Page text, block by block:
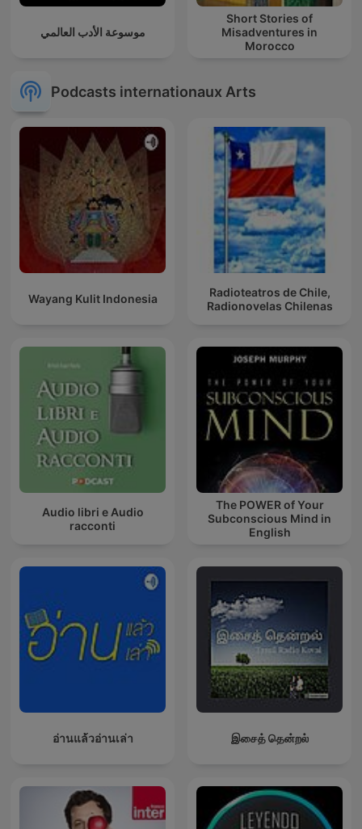
موسوعة الأدب العالمي
Short Stories of
Misadventures in
Morocco
Podcasts internationaux Arts
Wayang Kulit Indonesia
Radioteatros de Chile,
Radionovelas Chilenas
Audio libri e Audio
racconti
The POWER of Your
Subconscious Mind in
English
อ่านแล้วอ่านเล่า இசைத் தென்றல்